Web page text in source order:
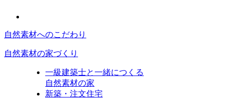
自然素材へのこだわり
自然素材の家づくり
一級建築士と一緒につくる
自然素材の家
新築・注文住宅